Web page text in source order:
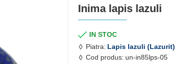
Inima lapis lazuli
IN STOC
Piatra: Lapis lazuli (Lazurit)
Cod produs: un-in85lps-05